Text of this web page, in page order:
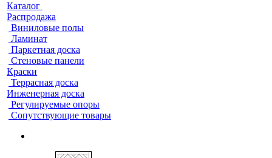
Каталог
Распродажа
Виниловые полы
Ламинат
Паркетная доска
Стеновые панели
Краски
Террасная доска
Инженерная доска
Регулируемые опоры
Сопутствующие товары